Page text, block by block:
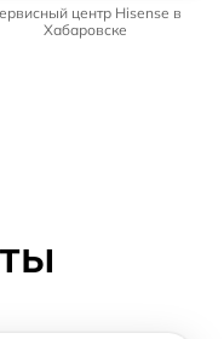
центр Hisense в
Хабаровске